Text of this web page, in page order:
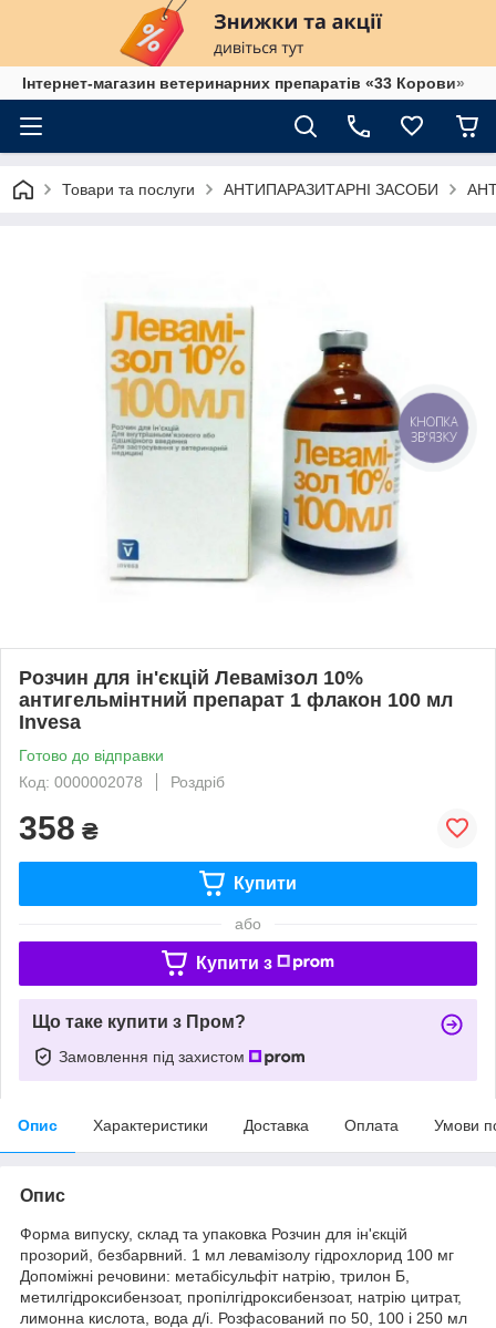
Інтернет-магазин ветеринарних препаратів «33 Корови»
Товари та послуги АНТИПАРАЗИТАРНІ ЗАСОБИ
Розчин для ін'єкцій Левамізол 10%
антигельмінтний препарат 1 флакон 100 мл
Invesa
Готово до відправки
Код: 0000002078
Роздріб
358 ₴
Купити
або
Купити з
Що таке купити з Пром?
Замовлення під захистом
Опис Характеристики Доставка Оплата Умови
Опис
Форма випуску, склад та упаковка Розчин для ін'єкцій
прозорий, безбарвний. 1 мл левамізолу гідрохлорид 100 мг
Допоміжні речовини: метабісульфіт натрію, трилон Б,
метилгідроксибензоат, пропілгідроксибензоат, натрію цитрат,
лимонна кислота, вода д/і. Розфасований по 50, 100 і 250 мл
КНОПКА
ЗВ'ЯЗКУ